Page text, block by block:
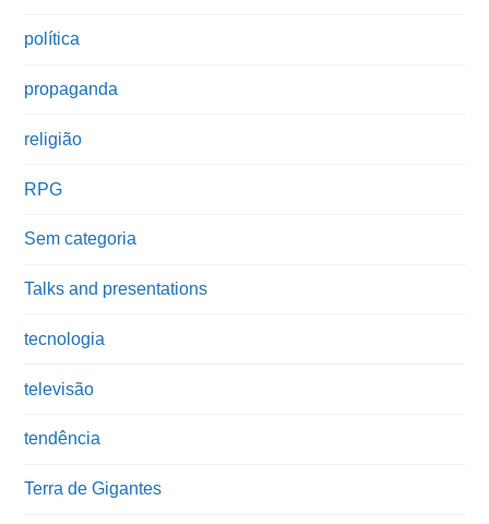
política
propaganda
religião
RPG
Sem categoria
Talks and presentations
tecnologia
televisão
tendência
Terra de Gigantes